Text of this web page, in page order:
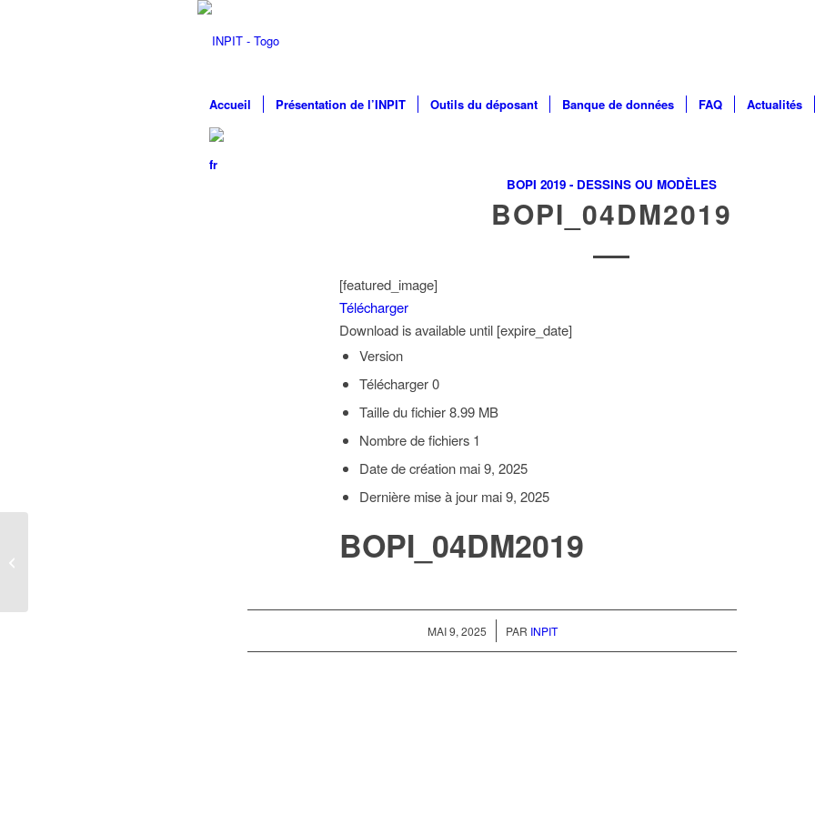
Accueil Présentation de l’INPIT Outils du déposant Banque de données FAQ Actualités
BOPI 2019 - DESSINS OU MODÈLES
BOPI_04DM2019
[featured_image]
Télécharger
Download is available until [expire_date]
Version
Télécharger0
Taille du fichier8.99 MB
Nombre de fichiers 1
Date de création mai 9, 2025
Dernière mise à jour mai 9, 2025
BOPI_04DM2019
MAI 9, 2025
/ PAR INPIT